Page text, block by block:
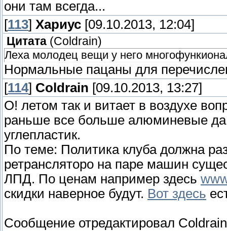
они там всегда...
[113] Хариус [09.10.2013, 12:04]
Цитата (Coldrain)
Леха молодец вещи у него
Нормальные пацаны для
[114] Coldrain [09.10.2013, 13:27]
О! летом так и витает в воздухе
раньше все больше алюминевые
углепластик.
По теме: Политика клуба должна
ретрансляторо на паре машин
ЛПД. По ценам например здесь
скидки наверное будут. Вот здесь
Сообщение отредактировал Coldrain